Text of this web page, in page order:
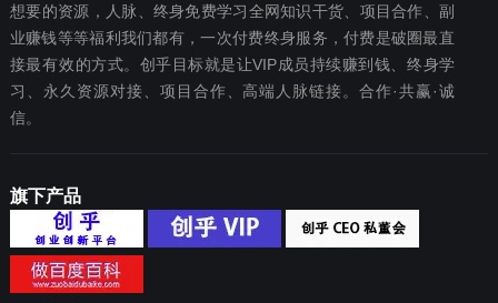
想要‬的资源，人脉、终身免费学习全网知识干货、项目合作、副
业赚钱等等福利我们都‬有，一次付费终‬身服务，付费是破圈最‬直
接最有效‬的方式。创乎目标就是让VIP成员持续赚到钱、终身学
习、永久资源对接、项目合作、高端人脉链接。合作·共赢·诚
信。
旗下产品